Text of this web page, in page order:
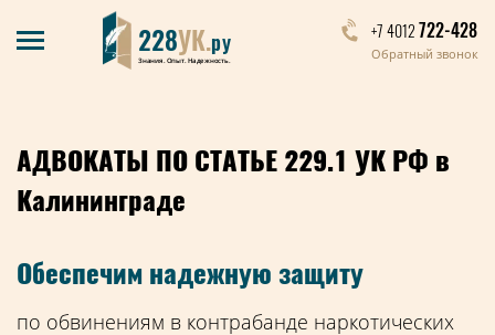
228УК.ру
Знания. Опыт. Надежность.
+7 4012722-428
Обратный звонок
АДВОКАТЫ ПО СТАТЬЕ 229.1 УК РФ в
Калининграде
Обеспечим надежную защиту
по обвинениям в контрабанде наркотических